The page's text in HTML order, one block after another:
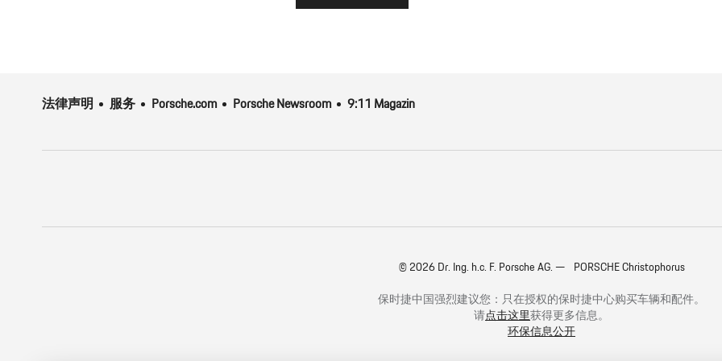
法律声明 服务 Porsche.com Porsche Newsroom 9:11 Magazin
© 2026 Dr. Ing. h.c. F. Porsche AG. — PORSCHE Christophorus
保时捷中国强烈建议您：只在授权的保时捷中心购买车辆和配件。
请点击这里获得更多信息。
环保信息公开